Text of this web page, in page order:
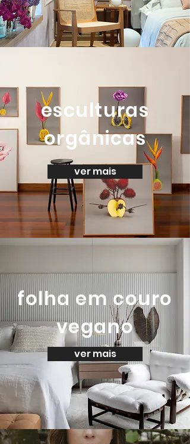
esculturas
orgânicas
ver mais
folha em couro
vegano
ver mais